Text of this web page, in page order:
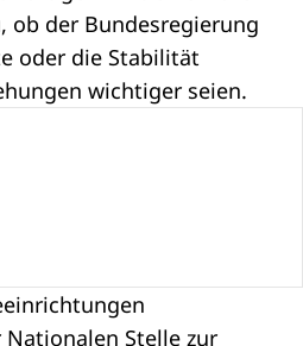
ob der Bundesregierung
oder die Stabilität
wichtiger seien.
Nationalen Stelle zur